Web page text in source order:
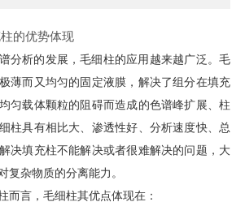
的优势体现
析的发展，毛细柱的应用越来越广泛。毛
薄而又均匀的固定液膜，解决了组分在填充
匀载体颗粒的阻碍而造成的色谱峰扩展、柱
柱具有相比大、渗透性好、分析速度快、总
决填充柱不能解决或者很难解决的问题，大
复杂物质的分离能力。
言，毛细柱其优点体现在：